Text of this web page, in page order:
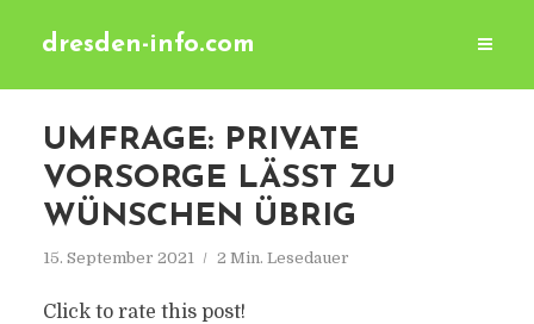
dresden-info.com
UMFRAGE: PRIVATE
VORSORGE LÄSST ZU
WÜNSCHEN ÜBRIG
15. September 2021 2 Min. Lesedauer
Click to rate this post!